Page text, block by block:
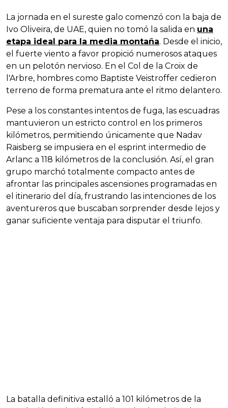
La jornada en el sureste galo comenzó con la baja de
Ivo Oliveira, de UAE, quien no tomó la salida en una
etapa ideal para la media montaña. Desde el inicio,
el fuerte viento a favor propició numerosos ataques
en un pelotón nervioso. En el Col de la Croix de
l'Arbre, hombres como Baptiste Veistroffer cedieron
terreno de forma prematura ante el ritmo delantero.
Pese a los constantes intentos de fuga, las escuadras
mantuvieron un estricto control en los primeros
kilómetros, permitiendo únicamente que Nadav
Raisberg se impusiera en el esprint intermedio de
Arlanc a 118 kilómetros de la conclusión. Así, el gran
grupo marchó totalmente compacto antes de
afrontar las principales ascensiones programadas en
el itinerario del día, frustrando las intenciones de los
aventureros que buscaban sorprender desde lejos y
ganar suficiente ventaja para disputar el triunfo.
La batalla definitiva estalló a 101 kilómetros de la